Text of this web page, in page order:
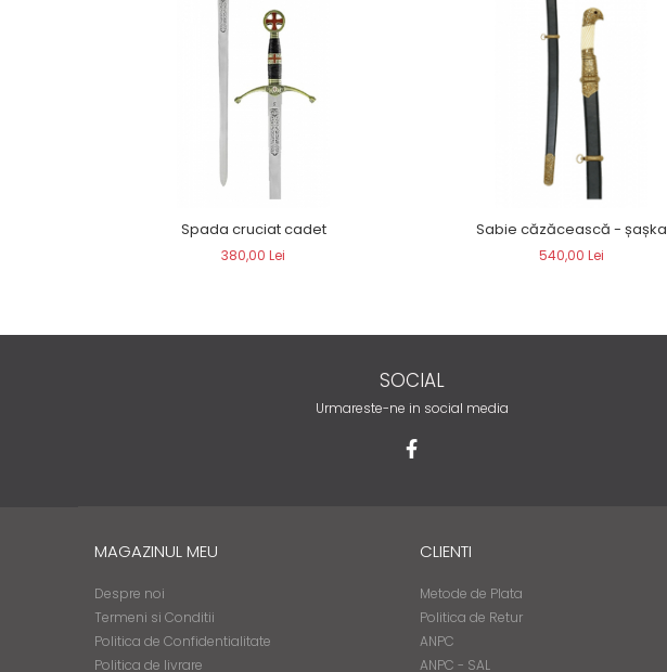
Spada cruciat cadet
380,00 Lei
Sabie căzăcească - șașka
540,00 Lei
SOCIAL
Urmareste-ne in social media
MAGAZINUL MEU
Despre noi
Termeni si Conditii
Politica de Confidentialitate
Politica de livrare
CLIENTI
Metode de Plata
Politica de Retur
ANPC
ANPC - SAL